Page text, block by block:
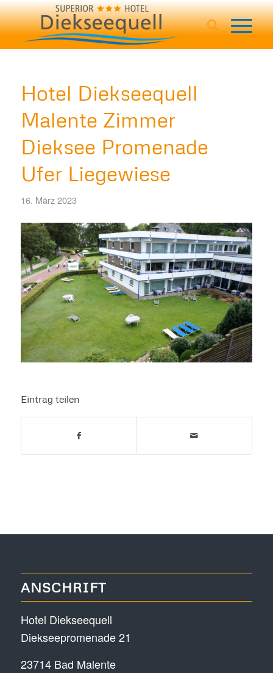
Hotel Diekseequell
Malente Zimmer
Dieksee Promenade
Ufer Liegewiese
16. März 2023
Eintrag teilen
ANSCHRIFT
Hotel Diekseequell
Diekseepromenade 21
23714 Bad Malente